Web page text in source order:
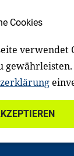
gezielt an
Über uns
Einrichtungen
Cookies
verwendet